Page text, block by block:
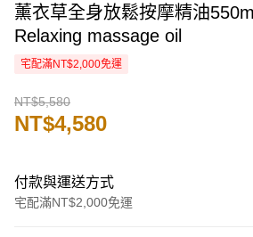
薰衣草全身放鬆按摩精油
Relaxing massage oil
宅配滿NT$2,000免運
NT$5,580
NT$4,580
付款與運送方式
宅配滿NT$2,000免運